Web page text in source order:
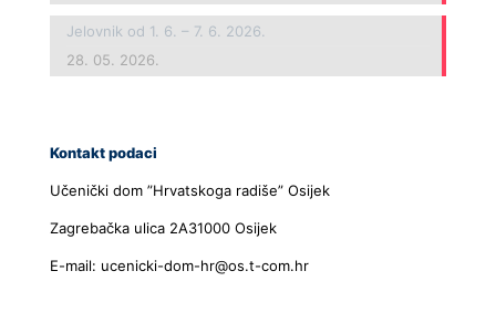
Jelovnik od 1. 6. – 7. 6. 2026.
28. 05. 2026.
Kontakt podaci
Učenički dom ”Hrvatskoga radiše” Osijek
Zagrebačka ulica 2A31000 Osijek
E-mail: ucenicki-dom-hr@os.t-com.hr